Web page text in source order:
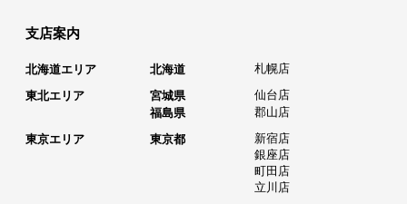
支店案内
北海道エリア 北海道
札幌店
東北エリア
宮城県
仙台店
福島県
郡山店
東京エリア
東京都
新宿店
銀座店
町田店
立川店